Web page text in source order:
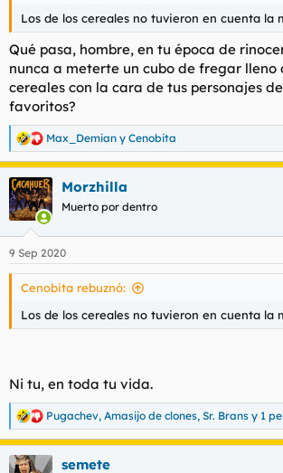
Los de los cereales no tuvieron en cuenta la
Qué pasa, hombre, en tu época de
nunca a meterte un cubo de fregar lleno
cereales con la cara de tus personajes
favoritos?
R
e
a
c
c
i
e
s
Max_Demian y Cenobita
Morzhilla
Muerto por dentro
9 Sep 2020
Cenobita rebuznó:
Los de los cereales no tuvieron en cuenta la
Ni tu, en toda tu vida.
R
e
a
c
Pugachev, Amasijo de clones, Sr. Brans y 1
semete